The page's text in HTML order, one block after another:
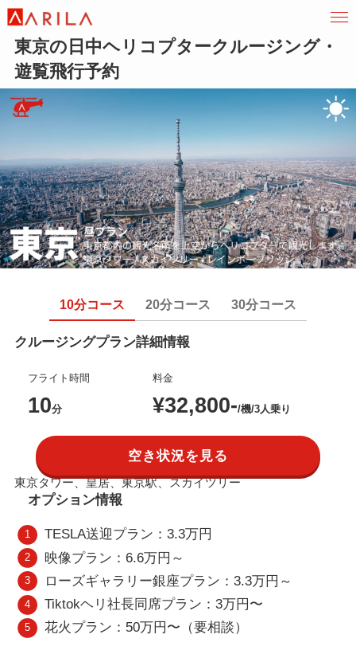
東京の日中ヘリコプタークルージング・
遊覧飛行予約
10分コース 20分コース 30分コース
クルージングプラン詳細情報
フライト時間
10分
料金
¥32,800-/機/3人乗り
空き状況を見る
東京タワー、皇居、東京駅、スカイツリー
オプション情報
TESLA送迎プラン：3.3万円
映像プラン：6.6万円～
ローズギャラリー銀座プラン：3.3万円～
Tiktokヘリ社長同席プラン：3万円〜
花火プラン：50万円〜（要相談）